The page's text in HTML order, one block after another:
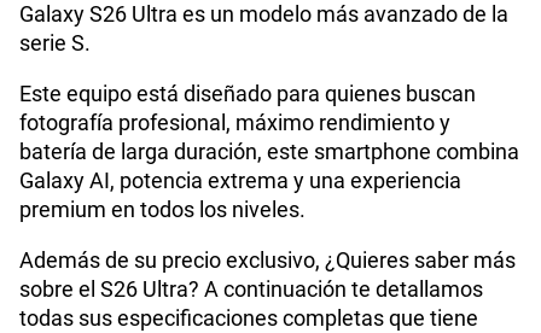
WiFI
Bluetooth
Cámara de fotos Frontal 12MP
Galaxy S26 Ultra es un modelo más avanzado de la
serie S.
Este equipo está diseñado para quienes buscan
fotografía profesional, máximo rendimiento y
batería de larga duración, este smartphone combina
Galaxy AI, potencia extrema y una experiencia
premium en todos los niveles.
Además de su precio exclusivo, ¿Quieres saber más
sobre el S26 Ultra? A continuación te detallamos
todas sus especificaciones completas que tiene